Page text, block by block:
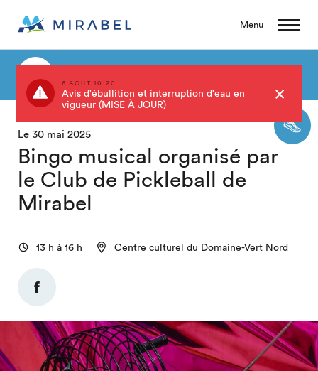
Menu
6 AOÛT 10:20
Avis d'ébullition et interruption d'eau en
vigueur (MISE À JOUR)
Le 30 mai 2025
Bingo musical organisé par
le Club de Pickleball de
Mirabel
13 h à 16 h Centre culturel du Domaine-Vert Nord